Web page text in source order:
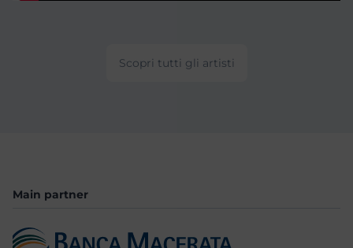
Scopri tutti gli artisti
Main partner